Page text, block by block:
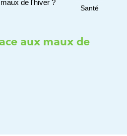
Santé
aux maux de